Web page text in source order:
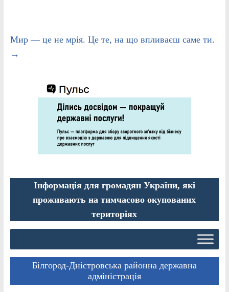
Мир — це не мрія. Це те, на що впливаєш саме ти.
→
Інформація для громадян України, які
проживають на тимчасово окупованих
територіях
Білгород-Дністровська районна державна
адміністрація